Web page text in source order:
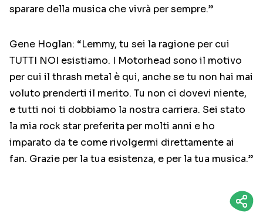
sparare della musica che vivrà per sempre.”
Gene Hoglan: “Lemmy, tu sei la ragione per cui
TUTTI NOI esistiamo. I Motorhead sono il motivo
per cui il thrash metal è qui, anche se tu non hai mai
voluto prenderti il merito. Tu non ci dovevi niente,
e tutti noi ti dobbiamo la nostra carriera. Sei stato
la mia rock star preferita per molti anni e ho
imparato da te come rivolgermi direttamente ai
fan. Grazie per la tua esistenza, e per la tua musica.”